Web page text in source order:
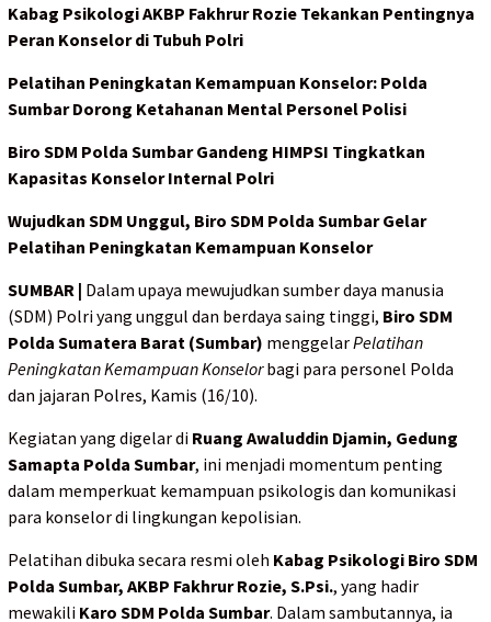
Kabag Psikologi AKBP Fakhrur Rozie Tekankan Pentingnya
Peran Konselor di Tubuh Polri
Pelatihan Peningkatan Kemampuan Konselor: Polda
Sumbar Dorong Ketahanan Mental Personel Polisi
Biro SDM Polda Sumbar Gandeng HIMPSI Tingkatkan
Kapasitas Konselor Internal Polri
Wujudkan SDM Unggul, Biro SDM Polda Sumbar Gelar
Pelatihan Peningkatan Kemampuan Konselor
SUMBAR | Dalam upaya mewujudkan sumber daya manusia
(SDM) Polri yang unggul dan berdaya saing tinggi, Biro SDM
Polda Sumatera Barat (Sumbar) menggelarPelatihan
Peningkatan Kemampuan Konselorbagi para personel Polda
dan jajaran Polres, Kamis (16/10).
Kegiatan yang digelar di Ruang Awaluddin Djamin, Gedung
Samapta Polda Sumbar, ini menjadi momentum penting
dalam memperkuat kemampuan psikologis dan komunikasi
para konselor di lingkungan kepolisian.
Pelatihan dibuka secara resmi oleh Kabag Psikologi Biro SDM
Polda Sumbar, AKBP Fakhrur Rozie, S.Psi., yang hadir
mewakili Karo SDM Polda Sumbar. Dalam sambutannya, ia